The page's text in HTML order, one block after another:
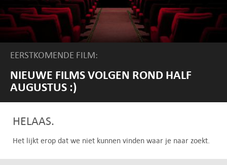
EERSTKOMENDE FILM:
NIEUWE FILMS VOLGEN ROND HALF
AUGUSTUS :)
HELAAS.
Het lijkt erop dat we niet kunnen vinden waar je naar zoekt.